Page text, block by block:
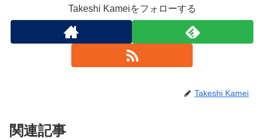
Takeshi Kameiをフォローする
Takeshi Kamei
関連記事